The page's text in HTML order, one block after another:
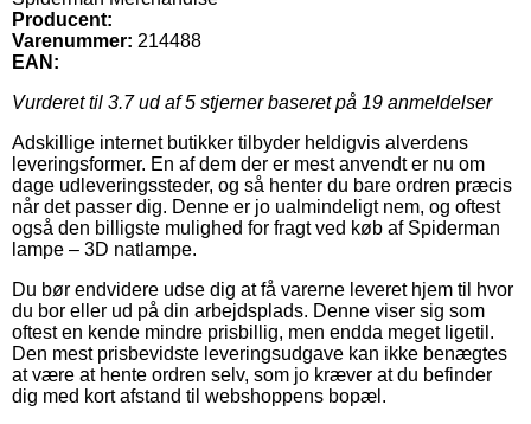
Producent:
Varenummer: 214488
EAN:
Vurderet til 3.7ud af 5 stjerner baseret på 19 anmeldelser
Adskillige internet butikker tilbyder heldigvis alverdens
leveringsformer. En af dem der er mest anvendt er nu om
dage udleveringssteder, og så henter du bare ordren præcis
når det passer dig. Denne er jo ualmindeligt nem, og oftest
også den billigste mulighed for fragt ved køb af Spiderman
lampe – 3D natlampe.
Du bør endvidere udse dig at få varerne leveret hjem til hvor
du bor eller ud på din arbejdsplads. Denne viser sig som
oftest en kende mindre prisbillig, men endda meget ligetil.
Den mest prisbevidste leveringsudgave kan ikke benægtes
at være at hente ordren selv, som jo kræver at du befinder
dig med kort afstand til webshoppens bopæl.